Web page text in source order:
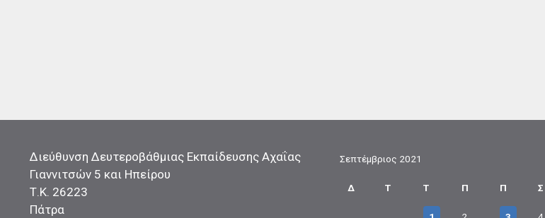
Διεύθυνση Δευτεροβάθμιας Εκπαίδευσης Αχαΐας
Γιαννιτσών 5 και Ηπείρου
Τ.Κ. 26223
Πάτρα
Σεπτέμβριος 2021
Δ Τ Τ Π Π Σ